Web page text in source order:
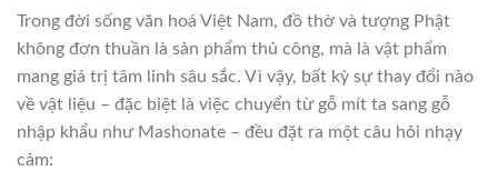
Trong đời sống văn hoá Việt Nam, đồ thờ và tượng Phật
không đơn thuần là sản phẩm thủ công, mà là vật phẩm
mang giá trị tâm linh sâu sắc. Vì vậy, bất kỳ sự thay đổi nào
về vật liệu – đặc biệt là việc chuyển từ gỗ mít ta sang gỗ
nhập khẩu như Mashonate – đều đặt ra một câu hỏi nhạy
cảm: